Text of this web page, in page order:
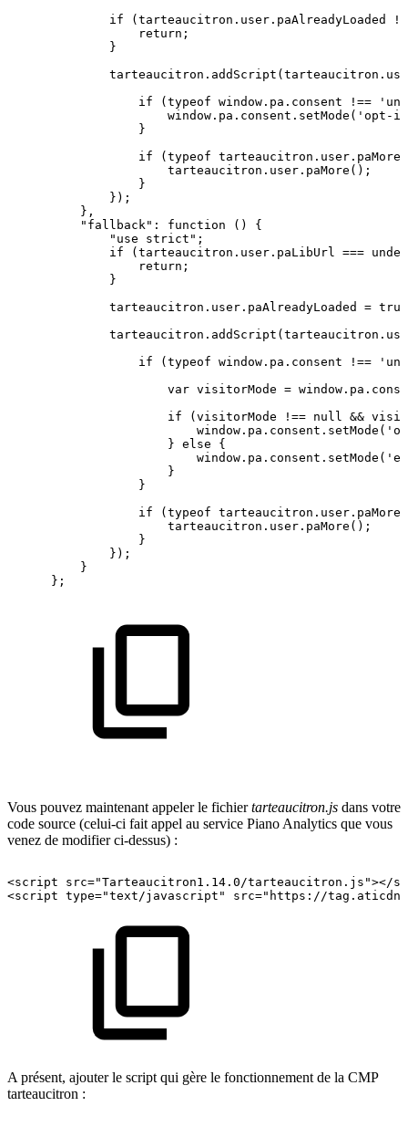
if
(tarteaucitron.user.paAlreadyLoaded
return;
}
if
(typeof window.pa.consent !==
window.pa.consent.setMode('opt-
}
if
(typeof tarteaucitron.user.paMore
tarteaucitron.user.paMore();
}
});
},
"fallback":
function ()
{
"use
strict";
if
(tarteaucitron.user.paLibUrl ===
return;
}
tarteaucitron.user.paAlreadyLoaded
=
if
(typeof window.pa.consent !==
var visitorMode =
if
(visitorMode !== null &&
} else
{
}
}
if
(typeof tarteaucitron.user.paMore
tarteaucitron.user.paMore();
}
});
}
};
Vous pouvez maintenant appeler le fichiertarteaucitron.js dans votre
code source (celui-ci fait appel au service Piano Analytics que vous
venez de modifier ci-dessus) :
<script
src="Tarteaucitron1.14.0/tarteaucitron.js"></
<script type="text/javascript" src="https://
A présent, ajouter le script qui gère le fonctionnement de la CMP
tarteaucitron :